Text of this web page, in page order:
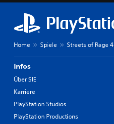
Home Spiele Streets of Rage 4
Infos
Über SIE
Karriere
PlayStation Studios
PlayStation Productions